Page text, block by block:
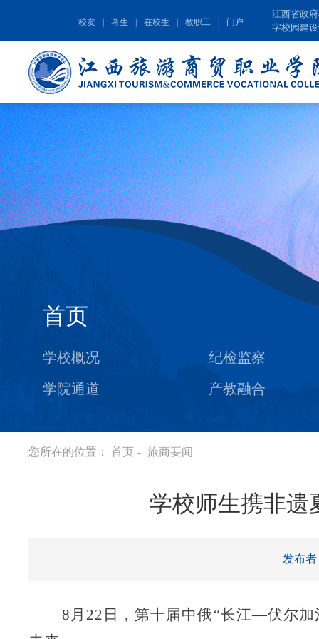
校友 考生 在校生 教职工 门户
江西省政
字校园建
首页
学校概况
纪检监察
学院通道
产教融合
您所在的位置： 首页 - 旅商要闻
学校师生携非
发布
8月22日，第十届中俄“长江—伏尔